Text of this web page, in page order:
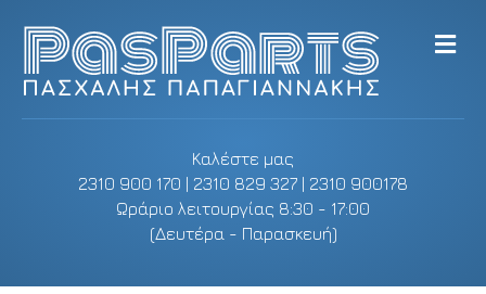
Καλέστε μας
2310 900 170 | 2310 829 327 | 2310 900178
Ωράριο λειτουργίας 8:30 - 17:00
(Δευτέρα - Παρασκευή)
M
e